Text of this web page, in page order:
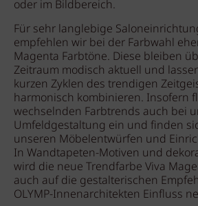
oder im Bildbereich.
Für sehr langlebige
empfehlen wir bei der Farbwahl
Magenta Farbtöne. Diese bleiben
Zeitraum modisch aktuell und
kurzen Zyklen des trendigen
harmonisch kombinieren. Insofern
wechselnden Farbtrends auch bei
Umfeldgestaltung ein und finden
unseren Möbelentwürfen und
In Wandtapeten-Motiven und
wird die neue Trendfarbe Viva
auch auf die gestalterischen
OLYMP-Innenarchitekten Einfluss